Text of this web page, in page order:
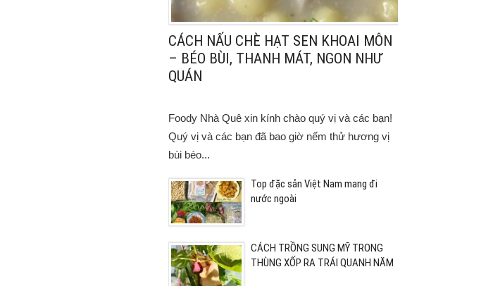
CÁCH NẤU CHÈ HẠT SEN KHOAI MÔN
– BÉO BÙI, THANH MÁT, NGON NHƯ
QUÁN
Foody Nhà Quê xin kính chào quý vị và các bạn!
Quý vị và các bạn đã bao giờ nếm thử hương vị
bùi béo...
Top đặc sản Việt Nam mang đi
nước ngoài
CÁCH TRỒNG SUNG MỸ TRONG
THÙNG XỐP RA TRÁI QUANH NĂM